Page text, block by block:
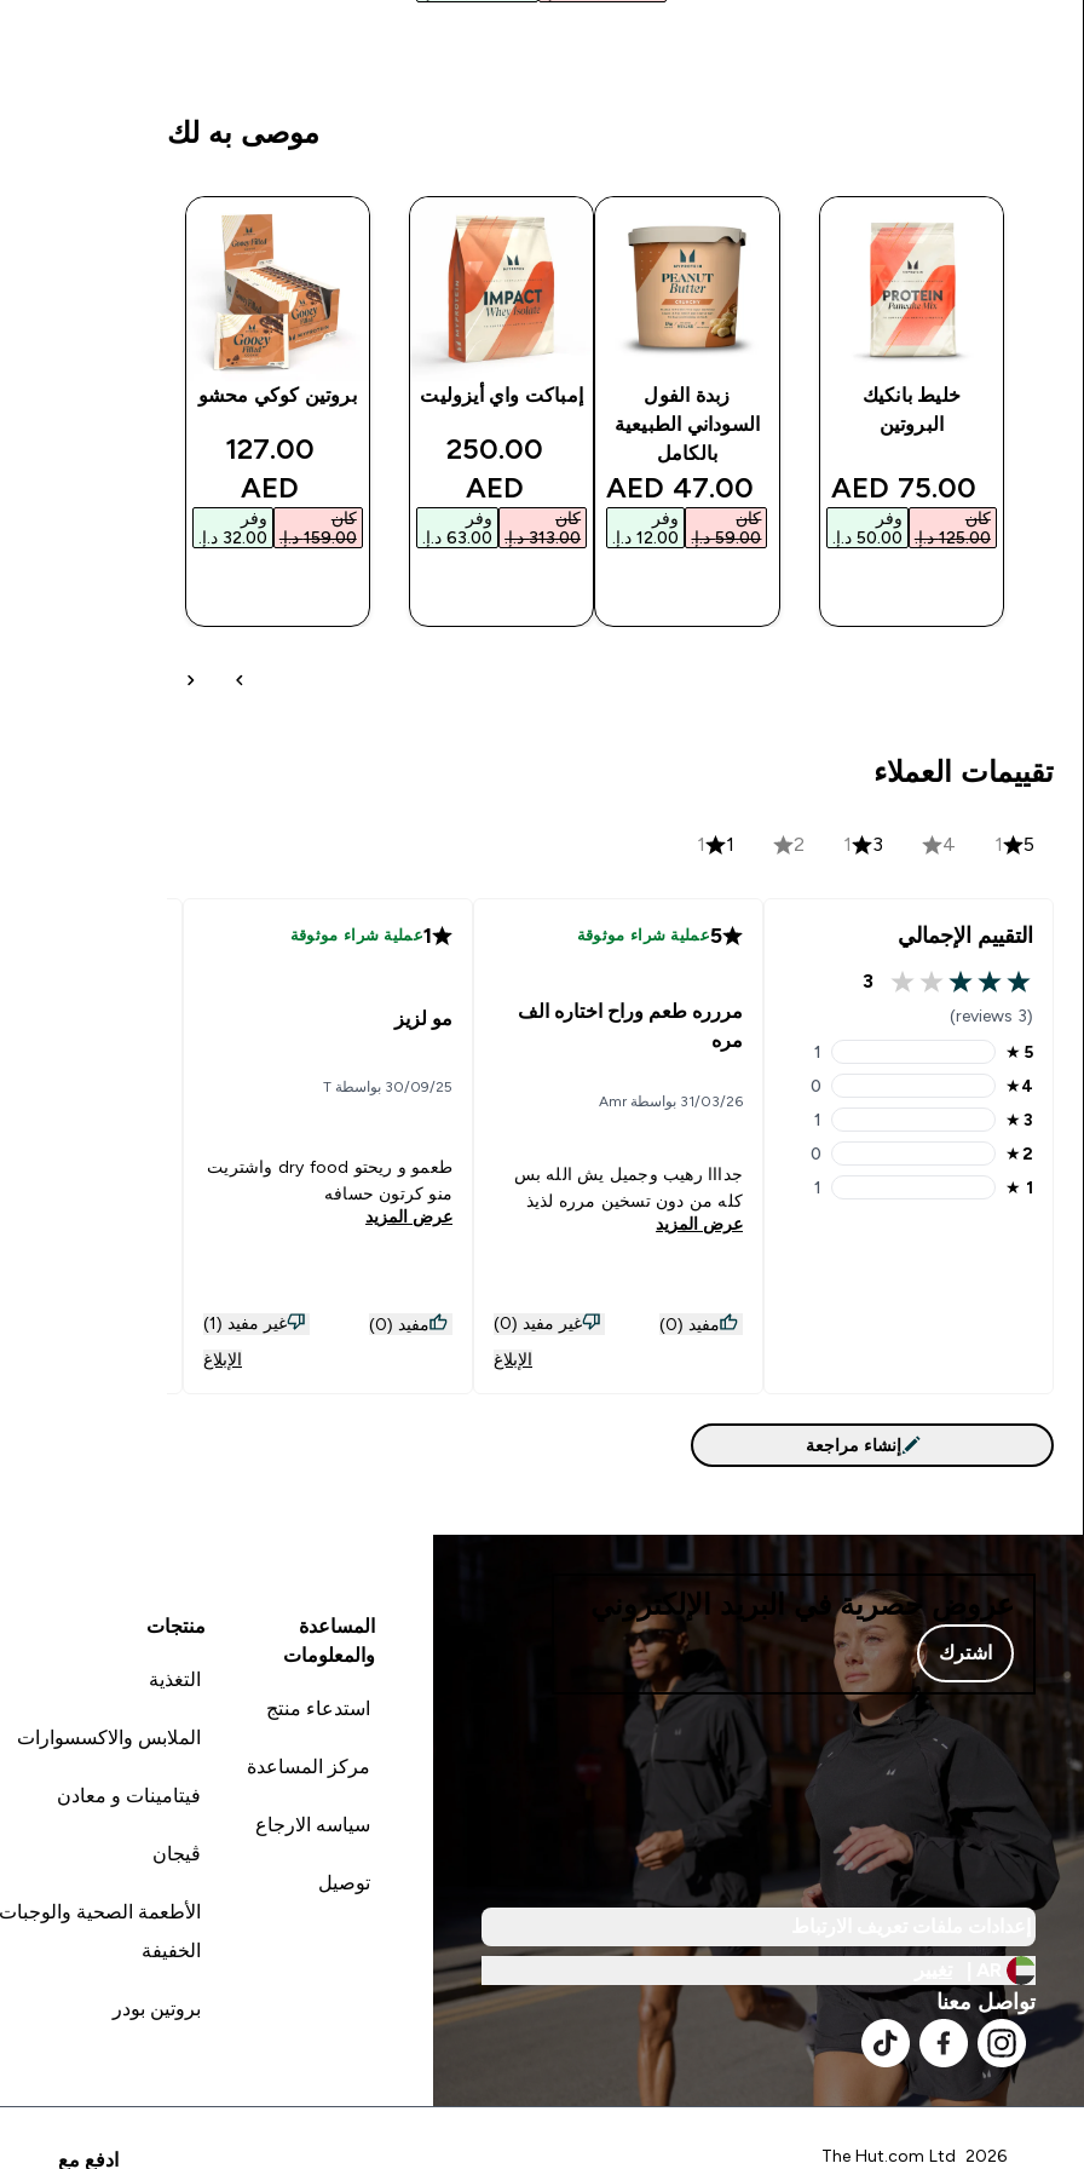
موصى به لك
خليط بانكيك
البروتين
discounted price
75.00 AED‎
كان
‏125.00 د.إ.‏‎
وفر
زبدة الفول
السوداني الطبيعية
بالكامل
discounted price
47.00 AED‎
كان
‏59.00 د.إ.‏‎
وفر
إمباكت واي أيزوليت
discounted price
250.00
AED‎
كان
‏313.00 د.إ.‏‎
وفر
بروتين كوكي محشو
discounted price
127.00
AED‎
كان
‏159.00 د.إ.‏‎
وفر
تقييمات العملاء
5
1
4
3
1
2
1
1
التقييم الإجمالي
3 out of 5 stars
3
(3 reviews)
5 stars rating 1 reviews
5
★
1
4 stars rating 0 reviews
4
★
0
3 stars rating 1 reviews
3
★
1
2 stars rating 0 reviews
2
★
0
1 stars rating 1 reviews
1
★
1
5عملية شراء موثوقة
مررره طعم وراح اختاره الف
مره
31/03/26 بواسطة Amr
جدااا رهيب وجميل يش الله بس
كله من دون تسخين مرره لذيذ
عرض المزيد
مفيد (0)
غير مفيد (0)
الإبلاغ
1عملية شراء موثوقة
مو لزيز
30/09/25 بواسطة T
طعمو و ريحتو dry food واشتريت
منو كرتون حسافه
عرض المزيد
مفيد (0)
غير مفيد (1)
الإبلاغ
إنشاء مراجعة
عروض حصرية في البريد الإلكتروني
اشترك
تواصل معنا
المساعدة
والمعلومات
استدعاء منتج
مركز المساعدة
سياسه الارجاع
توصيل
منتجات
التغذية
الملابس والاكسسوارات
فيتامينات و معادن
ڤيجان
الأطعمة الصحية والوجبات
الخفيفة
بروتين بودر
2026 The Hut.com Ltd ادفع مع